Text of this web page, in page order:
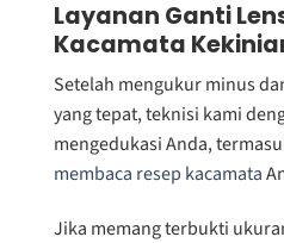
Layanan Ganti
Kacamata
Setelah mengukur minus
yang tepat, teknisi kami
mengedukasi Anda,
membaca resep kacamata
Jika memang terbukti